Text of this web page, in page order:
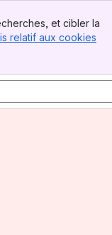
et cibler la
relatif aux cookies